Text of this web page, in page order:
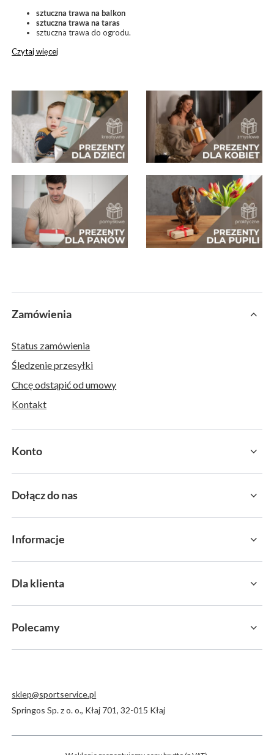
sztuczna trawa na balkon
sztuczna trawa na taras
sztuczna trawa do ogrodu.
Czytaj więcej
Zamówienia
Status zamówienia
Śledzenie przesyłki
Chcę odstąpić od umowy
Kontakt
Konto
Dołącz do nas
Informacje
Dla klienta
Polecamy
sklep@sportservice.pl
Springos Sp. z o. o., Kłaj 701,32-015 Kłaj